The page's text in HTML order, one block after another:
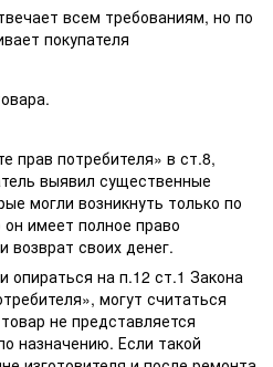
всем требованиям, но по
покупателя
прав потребителя» в ст.8,
выявил существенные
могли возникнуть только по
имеет полное право
возврат своих денег.
опираться на п.12 ст.1 Закона
могут считаться
не представляется
назначению. Если такой